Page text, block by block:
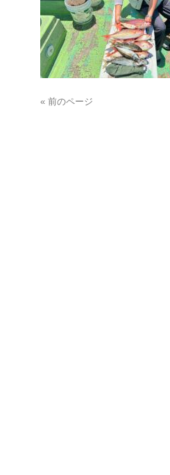
« 前のページ